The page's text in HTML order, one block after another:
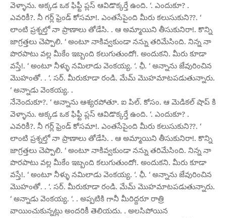
వెళ్ళాను. అక్కడ ఒక ఫిఫ్టీ ప్లస్ ఆవిడొక్కర్తే ఉంది. ‘. ఎందుకూ? .
ఎవరికీ?. నీ గర్ల్ ఫ్రెండ్ కోసమా!. ఎంతసేపైంది మీరు కలుసుకుని??. ‘
లాంటి ప్రశ్నల్తో నా ప్రాణాలు తోడేసి. . ఆ అమ్మాయిని తీసుకునిరా!. కొన్ని
జాగ్రత్తలు చెప్పాలి. ‘ అంటూ నాకివ్వకుండా నన్ను తరిమేసింది. నిన్న నా
పొరపాటు వల్ల మీకేం ఇబ్బంది కలుగుతుందో!. అందుకని. మీరు కూడా
వస్తే!. ‘ అంటూ నీళ్ళు నమిలాడు వెంకయ్య. ‘. ఛీ. ‘ అన్నాను జేవురించిన
మొహంతో. . ‘. సర్. మీరుకూడా రండి. మేమ్ మొహమాటపడుతున్నారు.
‘ అన్నాడు వెంకయ్య. .
నేనెందుకూ?. ‘ అన్నాను ఆశ్యరపోతూ. ఐ పిల్. కోసం. ఆ మెడికల్ షాప్ కి
వెళ్ళాను. అక్కడ ఒక ఫిఫ్టీ ప్లస్ ఆవిడొక్కర్తే ఉంది. ‘. ఎందుకూ? .
ఎవరికీ?. నీ గర్ల్ ఫ్రెండ్ కోసమా!. ఎంతసేపైంది మీరు కలుసుకుని??. ‘
లాంటి ప్రశ్నల్తో నా ప్రాణాలు తోడేసి. . ఆ అమ్మాయిని తీసుకునిరా!. కొన్ని
జాగ్రత్తలు చెప్పాలి. ‘ అంటూ నాకివ్వకుండా నన్ను తరిమేసింది. నిన్న నా
పొరపాటు వల్ల మీకేం ఇబ్బంది కలుగుతుందో!. అందుకని. మీరు కూడా
వస్తే!. ‘ అంటూ నీళ్ళు నమిలాడు వెంకయ్య. ‘. ఛీ. ‘ అన్నాను జేవురించిన
మొహంతో. . ‘. సర్. మీరుకూడా రండి. మేమ్ మొహమాటపడుతున్నారు.
‘ అన్నాడు వెంకయ్య. ‘. . అప్పటికి గానీ మీరిద్దరూ రాత్రి
వాయించుకున్నట్లు అందరికీ తెలియదు. . అలసిపోయిన